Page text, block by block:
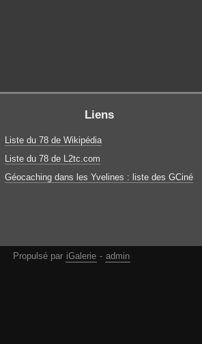
Liens
Liste du 78 de Wikipédia
Liste du 78 de L2tc.com
Géocaching dans les Yvelines : liste des GCiné
Propulsé par iGalerie - admin